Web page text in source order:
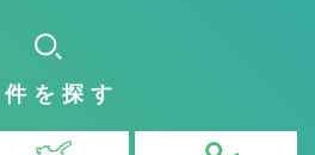
を探す